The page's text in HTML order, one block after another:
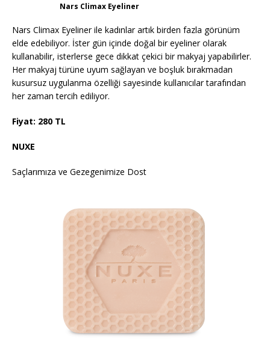
Nars Climax Eyeliner
Nars Climax Eyeliner ile kadınlar artık birden fazla görünüm
elde edebiliyor. İster gün içinde doğal bir eyeliner olarak
kullanabilir, isterlerse gece dikkat çekici bir makyaj yapabilirler.
Her makyaj türüne uyum sağlayan ve boşluk bırakmadan
kusursuz uygulanma özelliği sayesinde kullanıcılar tarafından
her zaman tercih ediliyor.
Fiyat: 280 TL
NUXE
Saçlarımıza ve Gezegenimize Dost